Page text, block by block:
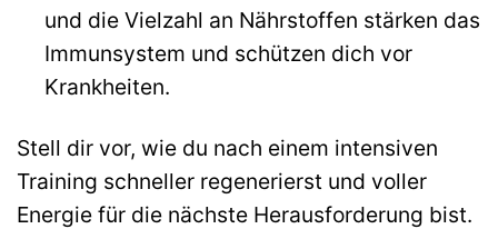
und die Vielzahl an Nährstoffen stärken das
Immunsystem und schützen dich vor
Krankheiten.
Stell dir vor, wie du nach einem intensiven
Training schneller regenerierst und voller
Energie für die nächste Herausforderung bist.